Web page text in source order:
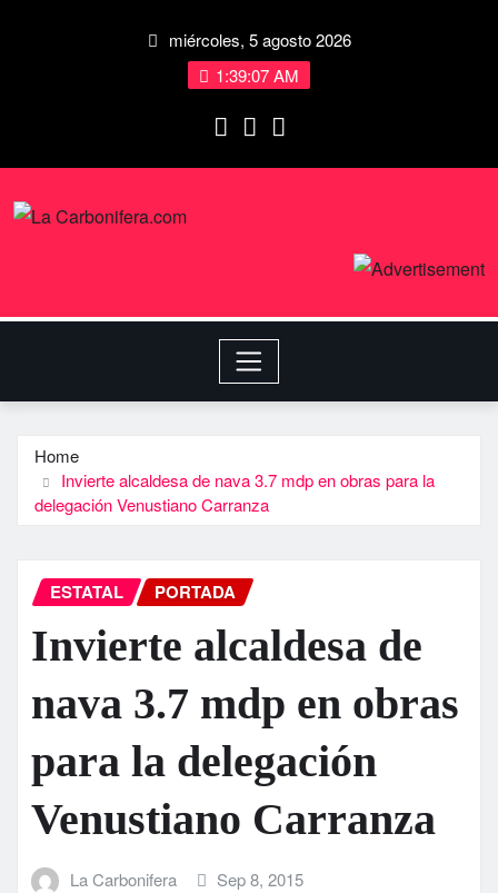
miércoles, 5 agosto 2026
1:39:08 AM
Home
Invierte alcaldesa de nava 3.7 mdp en obras para la
delegación Venustiano Carranza
ESTATAL PORTADA
Invierte alcaldesa de
nava 3.7 mdp en obras
para la delegación
Venustiano Carranza
La Carbonifera Sep 8, 2015